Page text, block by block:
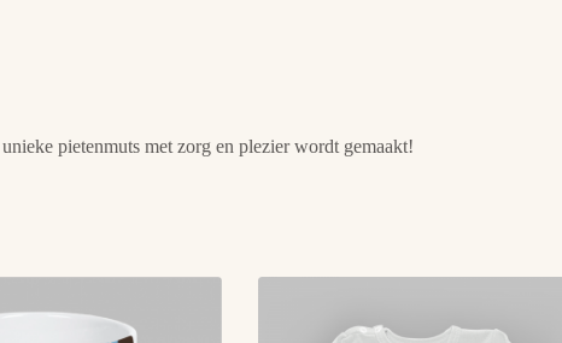
pietenmuts met zorg en plezier wordt gemaakt!